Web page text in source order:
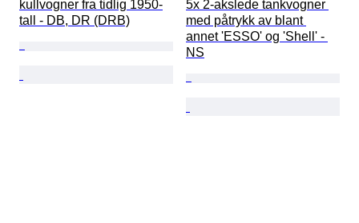
kullvogner fra tidlig 1950-
tall - DB, DR (DRB)
5x 2-akslede tankvogner
med påtrykk av blant
annet 'ESSO' og 'Shell' -
NS